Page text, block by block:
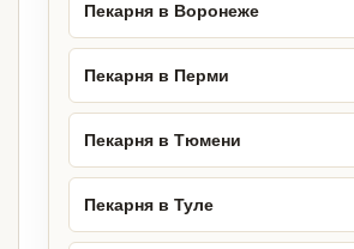
Пекарня в Воронеже
Пекарня в Перми
Пекарня в Тюмени
Пекарня в Туле